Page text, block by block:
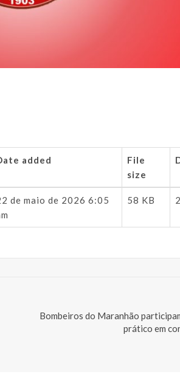
added
File
size
de maio de 2026 6:05
58 KB
Bombeiros do Maranhão
prático em